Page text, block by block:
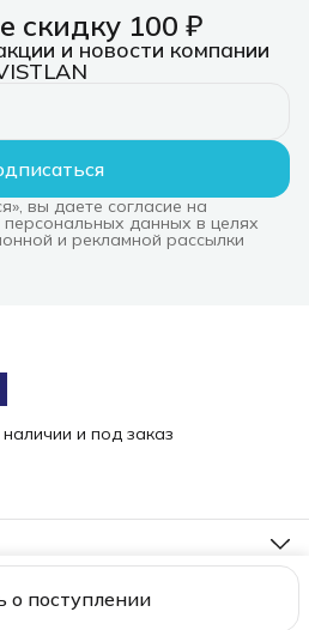
о поступлении
скидку 100 ₽
и новости компании
вы даете согласие на
данных в целях
и рекламной рассылки
и под заказ
Все права защищены.